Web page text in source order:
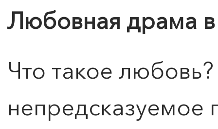
Любовная драма в
Что такое
непредсказуемое